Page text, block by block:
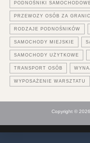
PODNOŚNIKI
PRZEWOZY OSÓB ZA
RODZAJE PODNOŚNIKÓW
SAMOCHODY MIEJSKIE
SAMOCHODY UŻYTKOWE
TRANSPORT OSÓB
WYPOSAŻENIE WARSZTATU
Copyright ©